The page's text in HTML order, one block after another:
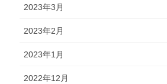
2023年3月
2023年2月
2023年1月
2022年12月